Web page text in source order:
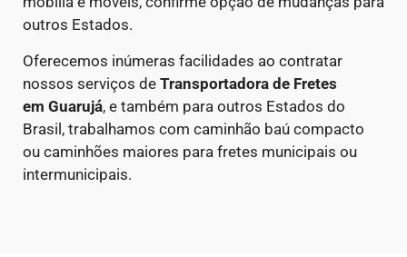
outros Estados.
Oferecemos inúmeras facilidades ao contratar
nossos serviços de Transportadora de Fretes
em Guarujá, e também para outros Estados do
Brasil, trabalhamos com caminhão baú compacto
ou caminhões maiores para fretes municipais ou
intermunicipais.